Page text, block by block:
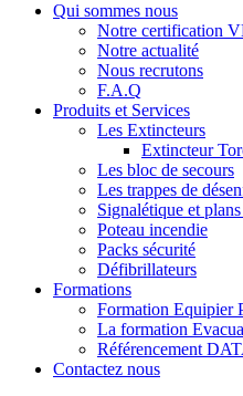
Qui sommes nous
Notre certification
Notre actualité
Nous recrutons
F.A.Q
Produits et Services
Les Extincteurs
Extincteur
Les bloc de secours
Les trappes de
Signalétique et
Poteau incendie
Packs sécurité
Défibrillateurs
Formations
Formation Equipier
La formation
Référencement
Contactez nous